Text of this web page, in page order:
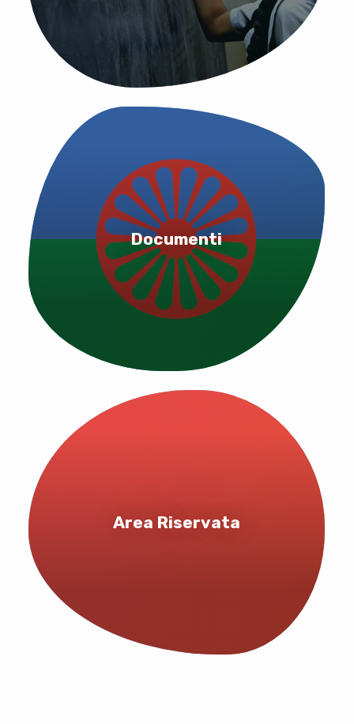
Documenti
Area Riservata